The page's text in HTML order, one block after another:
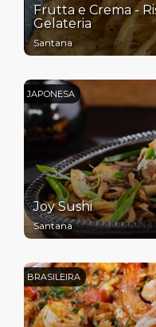
Frutta e Crema -
Gelateria
Santana
JAPONESA
Joy Sushi
Santana
BRASILEIRA